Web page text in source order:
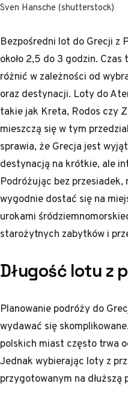
Sven Hansche (shutterstock)
Bezpośredni lot do Grecji z
około 2,5 do 3 godzin.
różnić w zależności od
oraz destynacji. Loty do
takie jak Kreta, Rodos czy
mieszczą się w tym
sprawia, że Grecja jest
destynacją na krótkie, ale
Podróżując bez przesiadek,
wygodnie dostać się na
urokami
starożytnych zabytków i
Długość lotu z
Planowanie podróży do
wydawać się
polskich miast często trwa
Jednak wybierając loty z
przygotowanym na dłuższą